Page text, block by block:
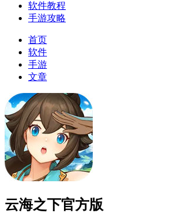
软件教程
手游攻略
首页
软件
手游
文章
云海之下官方版